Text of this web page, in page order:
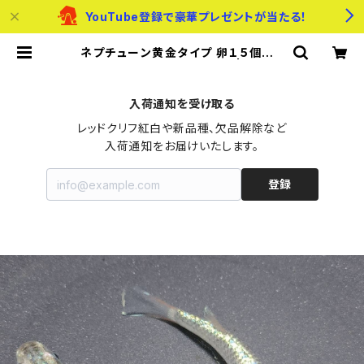
YouTube登録で豪華プレゼントが当たる！
ネプチューン黄金タイプ 卵１５個＋α
入荷通知を受け取る
レッドクリフ紅白や新品種、欠品解除など
入荷通知をお届けいたします。
登録